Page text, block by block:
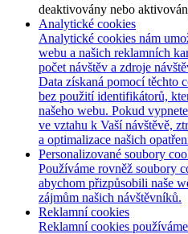
deaktivovány nebo
Analytické cookies
Analytické cookies nám
webu a našich reklamních
počet návštěv a zdroje
Data získaná pomocí těchto
bez použití identifikátorů,
našeho webu. Pokud
ve vztahu k Vaší návštěvě,
a optimalizace našich
Personalizované soubory
Používáme rovněž soubory
abychom přizpůsobili naše
zájmům našich návštěvníků.
Reklamní cookies
Reklamní cookies